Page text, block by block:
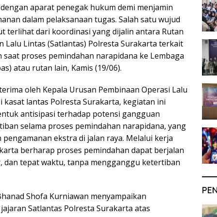
aparat penegak hukum demi menjamin
dalam pelaksanaan tugas. Salah satu wujud
terlihat dari koordinasi yang dijalin antara Rutan
Lalu Lintas (Satlantas) Polresta Surakarta terkait
proses pemindahan narapidana ke Lembaga
atau rutan lain, Kamis (19/06).
oleh Kepala Urusan Pembinaan Operasi Lalu
kasat lantas Polresta Surakarta, kegiatan ini
antisipasi terhadap potensi gangguan
selama proses pemindahan narapidana, yang
ekstra di jalan raya. Melalui kerja
berharap proses pemindahan dapat berjalan
dan tepat waktu, tanpa mengganggu ketertiban
Shofa Kurniawan menyampaikan
Satlantas Polresta Surakarta atas